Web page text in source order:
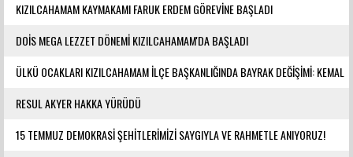
KIZILCAHAMAM KAYMAKAMI FARUK ERDEM GÖREVİNE BAŞLADI
DOİS MEGA LEZZET DÖNEMİ KIZILCAHAMAM'DA BAŞLADI
ÜLKÜ OCAKLARI KIZILCAHAMAM İLÇE BAŞKANLIĞINDA BAYRAK DEĞİŞİMİ: KEMAL
YILMAZ GÖREVE ATANDI
RESUL AKYER HAKKA YÜRÜDÜ
15 TEMMUZ DEMOKRASİ ŞEHİTLERİMİZİ SAYGIYLA VE RAHMETLE ANIYORUZ!